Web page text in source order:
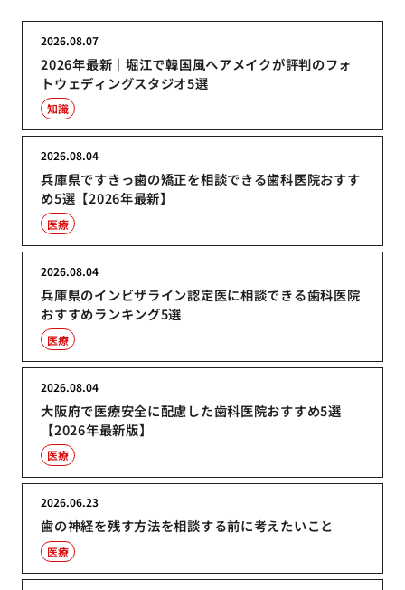
2026年最新｜堀江で韓国風ヘアメイクが評判のフォ
トウェディングスタジオ5選
2026.08.07
知識
兵庫県ですきっ歯の矯正を相談できる歯科医院おすす
め5選【2026年最新】
2026.08.04
医療
兵庫県のインビザライン認定医に相談できる歯科医院
おすすめランキング5選
2026.08.04
医療
大阪府で医療安全に配慮した歯科医院おすすめ5選
【2026年最新版】
2026.08.04
医療
歯の神経を残す方法を相談する前に考えたいこと
2026.06.23
医療